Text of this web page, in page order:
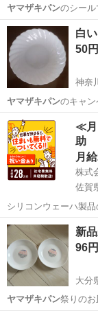
ヤマザキパンのシー
愛知 豊田市
白
50円
神奈
ヤマザキパンのキャン
神奈川 綾瀬市
≪月
助
月
株式
佐賀
シリコンウェーハ製
やカップルとの応募
実♪業務はクリーン
300円～の格安食堂あ
佐賀 伊万里市
新
96円
大分
ヤマザキパン祭りの